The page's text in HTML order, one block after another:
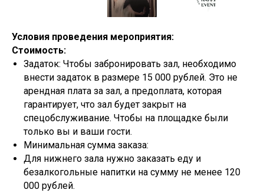
Условия проведения мероприятия:
Стоимость:
Задаток: Чтобы забронировать зал, необходимо
внести задаток в размере 15 000 рублей. Это не
арендная плата за зал, а предоплата, которая
гарантирует, что зал будет закрыт на
спецобслуживание. Чтобы на площадке были
только вы и ваши гости.
Минимальная сумма заказа:
Для нижнего зала нужно заказать еду и
безалкогольные напитки на сумму не менее 120
000 рублей.